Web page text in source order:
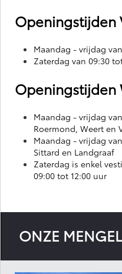
Openingstijden
Maandag - vrijdag
Zaterdag van 09:30
Openingstijden
Maandag - vrijdag
Roermond, Weert en
Maandag - vrijdag
Sittard en Landgraaf
Zaterdag is enkel
09:00 tot 12:00 uur
ONZE